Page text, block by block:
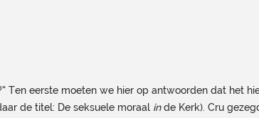
Ten eerste moeten we hier op antwoorden dat het
de titel: De seksuele moraal inde Kerk). Cru